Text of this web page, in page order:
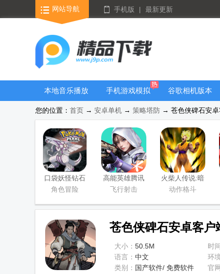
网站导航 手机版 | 最新更新
本地音乐播放
手机游戏模拟
器安卓版合集
谷歌相机版本
大全
您的位置： 首页 → 安卓单机 → 策略塔防 → 苍色侠碑石安
口袋妖怪钻石
游戏移植版
角色冒险
高能英雄腾讯
版
飞行射击
火柴人传说:暗
影战争手游版
动作格斗
苍色侠碑石安卓客户
大小： 50.5M
时
语言： 中文
环
类别： 国产软件/ 免费软件
官